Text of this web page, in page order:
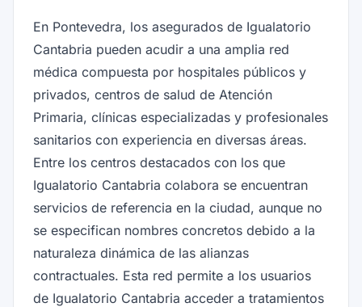
En Pontevedra, los asegurados de Igualatorio
Cantabria pueden acudir a una amplia red
médica compuesta por hospitales públicos y
privados, centros de salud de Atención
Primaria, clínicas especializadas y profesionales
sanitarios con experiencia en diversas áreas.
Entre los centros destacados con los que
Igualatorio Cantabria colabora se encuentran
servicios de referencia en la ciudad, aunque no
se especifican nombres concretos debido a la
naturaleza dinámica de las alianzas
contractuales. Esta red permite a los usuarios
de Igualatorio Cantabria acceder a tratamientos